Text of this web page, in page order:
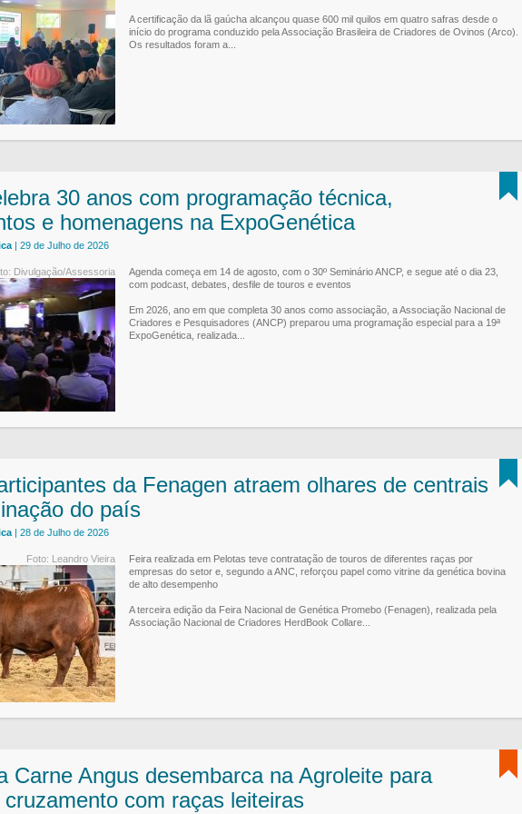
A certificação da lã gaúcha alcançou quase 600 mil quilos em quatro safras desde o
início do programa conduzido pela Associação Brasileira de Criadores de Ovinos (Arco).
Os resultados foram a...
30 anos com programação técnica,
e homenagens na ExpoGenética
| 29 de Julho de 2026
Divulgação/Assessoria
Agenda começa em 14 de agosto, com o 30º Seminário ANCP, e segue até o dia 23,
com podcast, debates, desfile de touros e eventos
Em 2026, ano em que completa 30 anos como associação, a Associação Nacional de
Criadores e Pesquisadores (ANCP) preparou uma programação especial para a 19ª
ExpoGenética, realizada...
da Fenagen atraem olhares de centrais
do país
| 28 de Julho de 2026
Foto: Leandro Vieira
Feira realizada em Pelotas teve contratação de touros de diferentes raças por
empresas do setor e, segundo a ANC, reforçou papel como vitrine da genética bovina
de alto desempenho
A terceira edição da Feira Nacional de Genética Promebo (Fenagen), realizada pela
Associação Nacional de Criadores HerdBook Collare...
Carne Angus desembarca na Agroleite para
com raças leiteiras